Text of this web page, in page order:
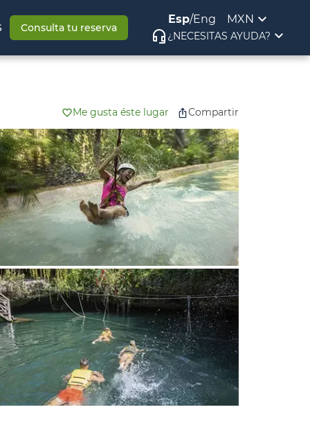
Consulta tu reserva
Esp/Eng MXN
¿NECESITAS AYUDA?
Me gusta éste lugar Compartir